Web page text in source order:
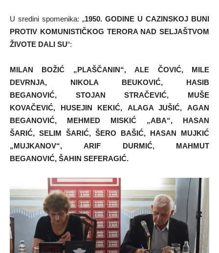
U sredini spomenika: „1950. GODINE U CAZINSKOJ BUNI
PROTIV KOMUNISTIČKOG TERORA NAD SELJAŠTVOM
ŽIVOTE DALI SU“:
MILAN BOŽIĆ „PLAŠČANIN“,ALE ČOVIĆ, MILE
DEVRNJA, NIKOLA BEUKOVIĆ, HASIB
BEGANOVIĆ, STOJAN STRAČEVIĆ, MUŠE
KOVAČEVIĆ, HUSEJIN KEKIĆ, ALAGA JUŠIĆ,AGAN
BEGANOVIĆ, MEHMED MISKIĆ „ABA“, HASAN
ŠARIĆ, SELIM ŠARIĆ, ŠERO BAŠIĆ, HASAN MUJKIĆ
„MUJKANOV“,ARIF DURMIĆ, MAHMUT
BEGANOVIĆ, ŠAHIN SEFERAGIĆ.